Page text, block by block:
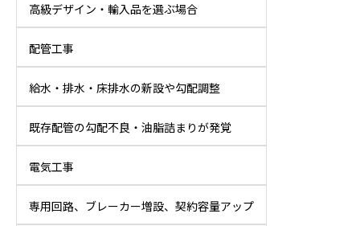
高級デザイン・輸入品を選ぶ場合
配管工事
給水・排水・床排水の新設や勾配調整
既存配管の勾配不良・油脂詰まりが発覚
電気工事
専用回路、ブレーカー増設、契約容量アップ